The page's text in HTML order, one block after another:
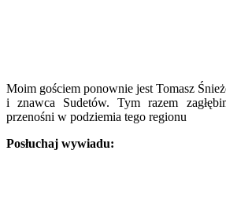
Moim gościem ponownie jest Tomasz
i znawca Sudetów. Tym razem
przenośni w podziemia tego regionu
Posłuchaj wywiadu: